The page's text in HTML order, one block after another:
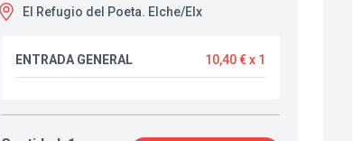
El Refugio del Poeta. Elche/Elx
ENTRADA GENERAL 10,40 € x 1